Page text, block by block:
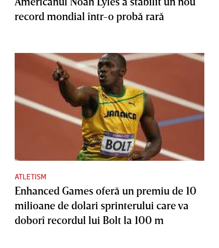
record mondial într-o probă rară
ATLETISM
Enhanced Games oferă un premiu de 10
milioane de dolari sprinterului care va
doborî recordul lui Bolt la 100 m